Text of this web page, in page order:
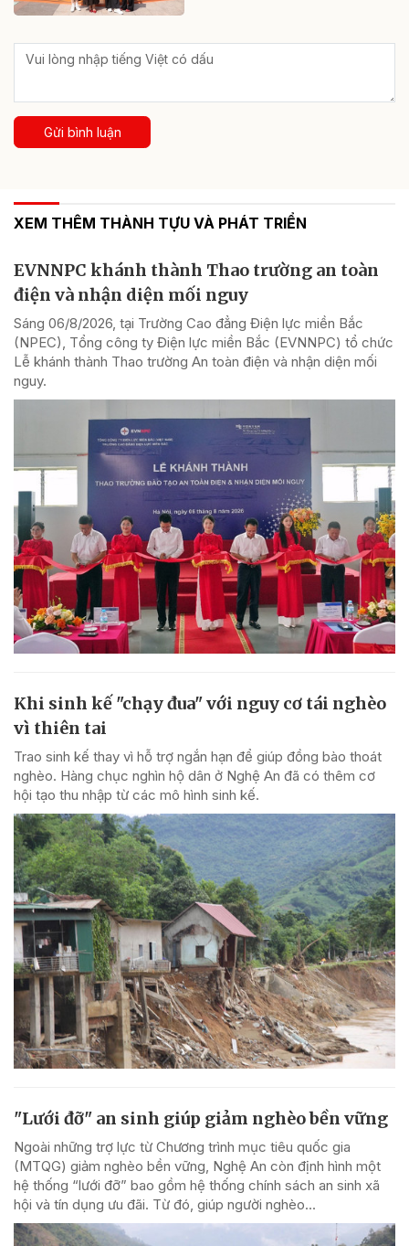
Gửi bình luận
XEM THÊM THÀNH TỰU VÀ PHÁT TRIỂN
EVNNPC khánh thành Thao trường an toàn
điện và nhận diện mối nguy
Sáng 06/8/2026, tại Trường Cao đẳng Điện lực miền Bắc
(NPEC), Tổng công ty Điện lực miền Bắc (EVNNPC) tổ chức
Lễ khánh thành Thao trường An toàn điện và nhận diện mối
nguy.
Khi sinh kế "chạy đua" với nguy cơ tái nghèo
vì thiên tai
Trao sinh kế thay vì hỗ trợ ngắn hạn để giúp đồng bào thoát
nghèo. Hàng chục nghìn hộ dân ở Nghệ An đã có thêm cơ
hội tạo thu nhập từ các mô hình sinh kế.
"Lưới đỡ" an sinh giúp giảm nghèo bền vững
Ngoài những trợ lực từ Chương trình mục tiêu quốc gia
(MTQG) giảm nghèo bền vững, Nghệ An còn định hình một
hệ thống “lưới đỡ” bao gồm hệ thống chính sách an sinh xã
hội và tín dụng ưu đãi. Từ đó, giúp người nghèo...